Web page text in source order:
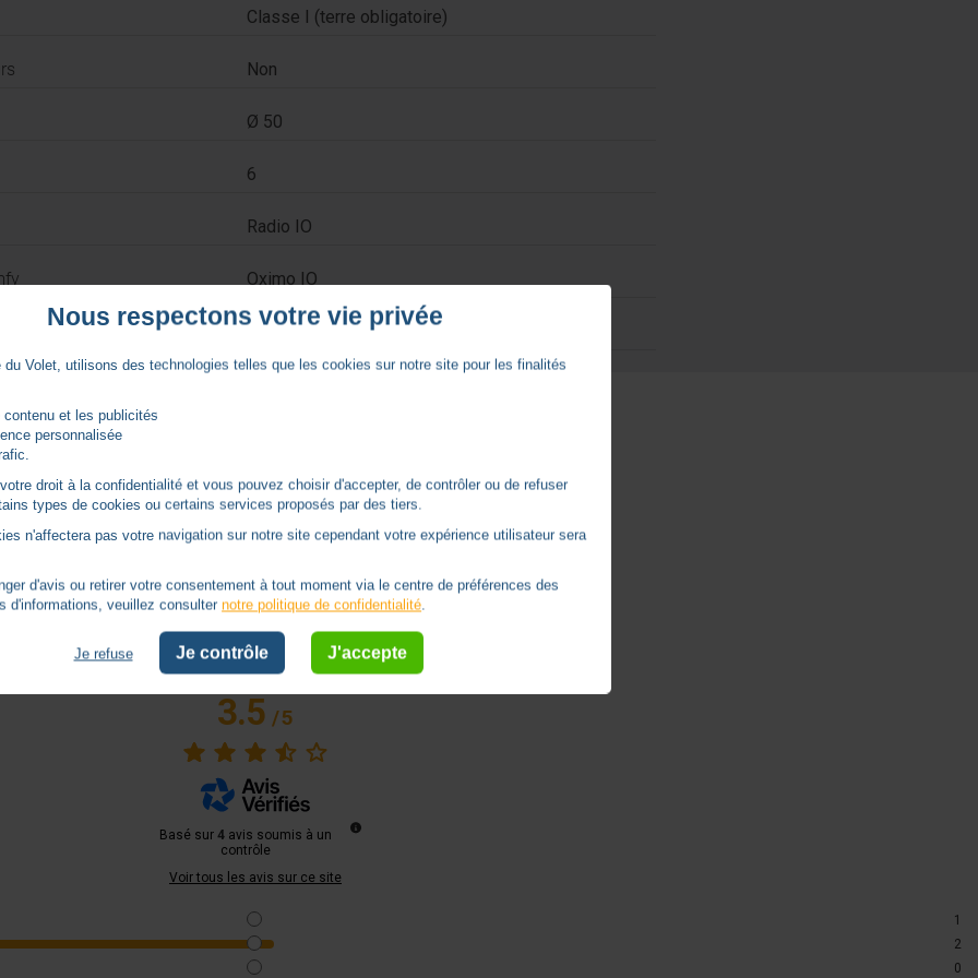
Classe I (terre obligatoire)
Non
Ø 50
6
Radio IO
Oximo IO
7 ans
moteur Somfy Oximo
avantage-moteur-io
Avis
3.5/5
Basé sur 4 avis soumis à un
contrôle
Voir tous les avis sur ce site
1
2
0
Nous respectons votre vie privée
du Volet, utilisons des technologies telles que les cookies sur notre site pour les finalités
contenu et les publicités
personnalisée
droit à la confidentialité et vous pouvez choisir d'accepter, de contrôler ou de refuser
types de cookies ou certains services proposés par des tiers.
n'affectera pas votre navigation sur notre site cependant votre expérience utilisateur sera
d'avis ou retirer votre consentement à tout moment via le centre de préférences des
d'informations, veuillez consulternotre politique de confidentialité.
Je refuse Je contrôle J'accepte